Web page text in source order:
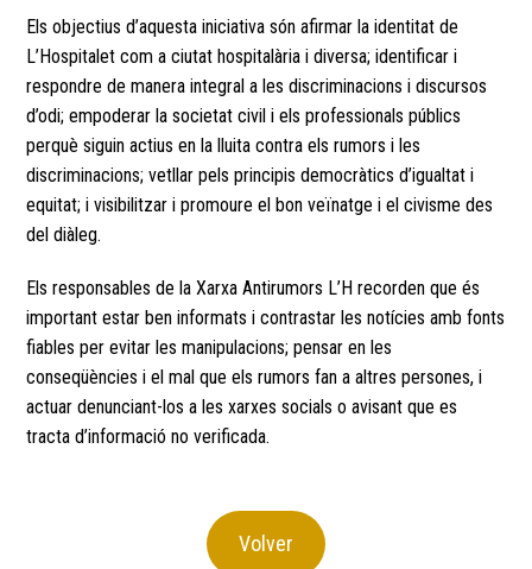
Els objectius d’aquesta iniciativa són afirmar la identitat de
L’Hospitalet com a ciutat hospitalària i diversa; identificar i
respondre de manera integral a les discriminacions i discursos
d’odi; empoderar la societat civil i els professionals públics
perquè siguin actius en la lluita contra els rumors i les
discriminacions; vetllar pels principis democràtics d’igualtat i
equitat; i visibilitzar i promoure el bon veïnatge i el civisme des
del diàleg.
Els responsables de la Xarxa Antirumors L’H recorden que és
important estar ben informats i contrastar les notícies amb fonts
fiables per evitar les manipulacions; pensar en les
conseqüències i el mal que els rumors fan a altres persones, i
actuar denunciant-los a les xarxes socials o avisant que es
tracta d’informació no verificada.
Volver